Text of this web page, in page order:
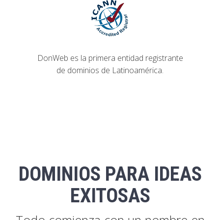
DonWeb es la primera entidad registrante
de dominios de Latinoamérica.
DOMINIOS PARA IDEAS
EXITOSAS